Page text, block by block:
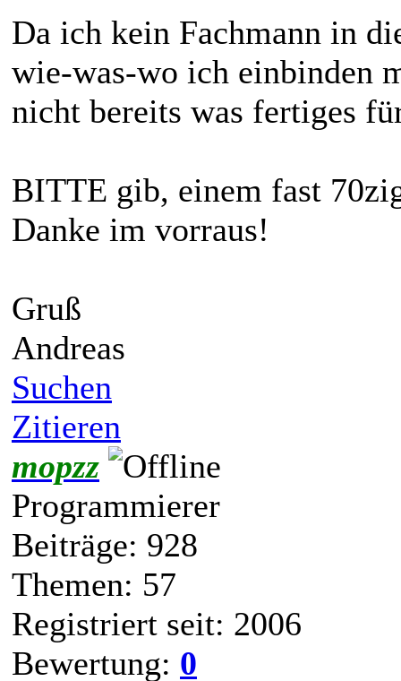
Da ich kein Fachmann in
wie-was-wo ich einbinden
nicht bereits was fertiges
BITTE gib, einem fast
Danke im vorraus!
Gruß
Andreas
Suchen
Zitieren
mopzz
Programmierer
Beiträge: 928
Themen: 57
Registriert seit: 2006
Bewertung: 0